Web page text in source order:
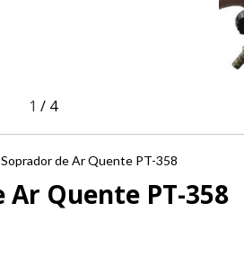
1 / 4
Soprador de Ar Quente PT-358
Ar Quente PT-358